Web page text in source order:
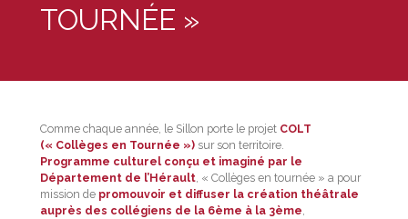
TOURNÉE »
Comme chaque année, le Sillon porte le projet COLT
(« Collèges en Tournée ») sur son territoire.
Programme culturel conçu et imaginé par le
Département de l’Hérault, « Collèges en tournée » a pour
mission de promouvoir et diffuser la création théâtrale
auprès des collégiens de la 6ème à la 3ème,